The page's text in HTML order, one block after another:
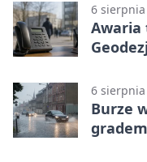
6
Awaria
6
Burze